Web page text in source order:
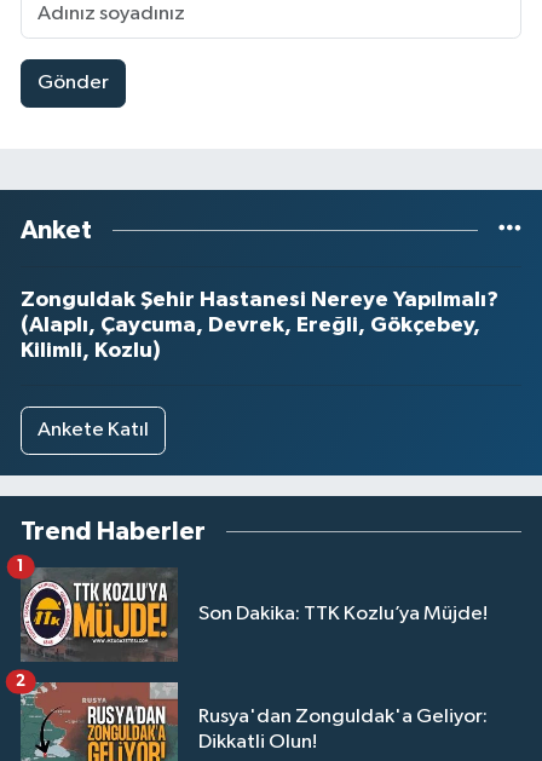
Gönder
Anket
Zonguldak Şehir Hastanesi Nereye Yapılmalı?
(Alaplı, Çaycuma, Devrek, Ereğli, Gökçebey,
Kilimli, Kozlu)
Ankete Katıl
Trend Haberler
Son Dakika: TTK Kozlu’ya Müjde!
1
Rusya'dan Zonguldak'a Geliyor:
Dikkatli Olun!
2